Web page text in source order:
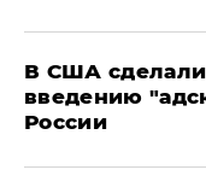
В США
введению
России